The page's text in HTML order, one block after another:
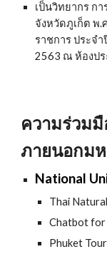
เป็นวิทยากร ก
จังหวัดภูเก็ต พ
ราชการ ประจ
2563 ณ ห้องปร
ความร่วม
ภายนอกม
National
Thai
Chatbot for
Phuket